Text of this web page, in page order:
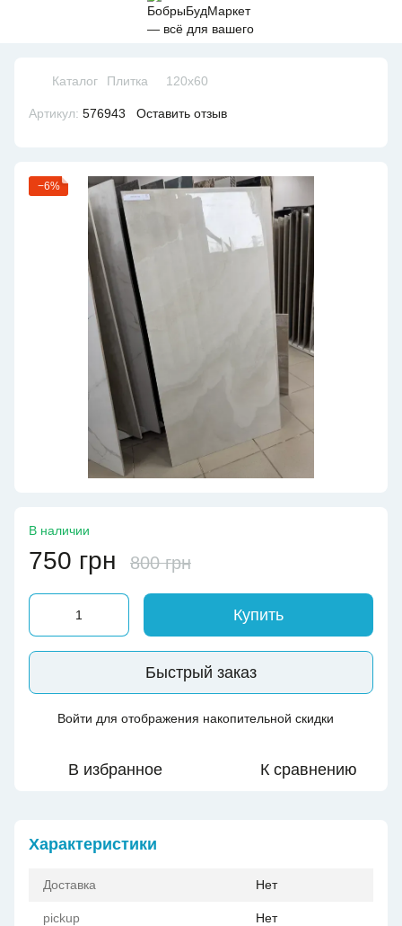
Каталог Плитка 120х60
Артикул: 576943 Оставить отзыв
−6%
В наличии
750 грн 800 грн
Купить
Быстрый заказ
Войти для отображения накопительной скидки
В избранное К сравнению
Характеристики
Доставка Нет
pickup Нет